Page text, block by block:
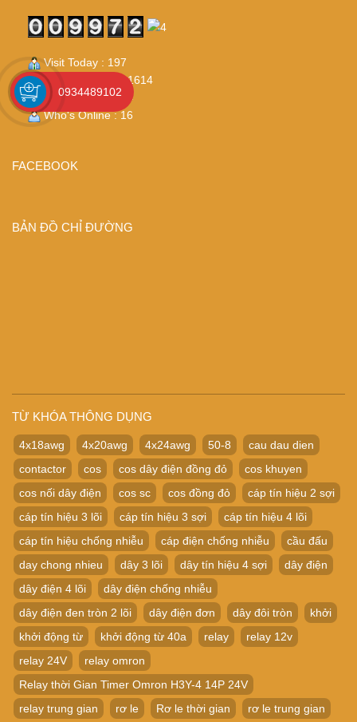
Visit Today : 197
Visit Yesterday : 1614
Total Visit : 99724
Who's Online : 16
FACEBOOK
BẢN ĐỒ CHỈ ĐƯỜNG
TỪ KHÓA THÔNG DỤNG
4x18awg 4x20awg 4x24awg 50-8
cau dau dien
contactor
cos cos dây điện đồng đỏ
cos khuyen
cos nối dây điện
cos sc cos đồng đỏ
cáp tín hiệu 2 sợi
cáp tín hiệu 3 lõi
cáp tín hiệu 3 sợi
cáp tín hiệu 4 lõi
cáp tín hiệu chống nhiễu
cáp điện chống nhiễu
cầu đấu
day chong nhieu
dây 3 lõi dây tín hiệu 4 sợi
dây điện
dây điện 4 lõi
dây điện chống nhiễu
dây điện đen tròn 2 lõi
dây điện đơn dây đôi tròn
khởi
khởi động từ
khởi động từ 40a relay
relay 12v
relay 24V
relay omron
Relay thời Gian Timer Omron H3Y-4 14P 24V
relay trung gian
rơ le Rơ le thời gian rơ le trung gian
0934489102